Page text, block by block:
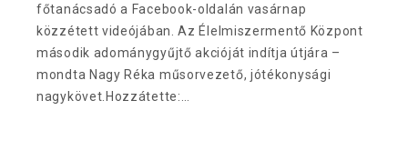
főtanácsadó a Facebook-oldalán vasárnap
közzétett videójában. Az Élelmiszermentő Központ
második adománygyűjtő akcióját indítja útjára –
mondta Nagy Réka műsorvezető, jótékonysági
nagykövet.Hozzátette:…